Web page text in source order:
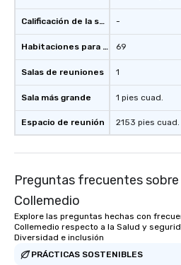
Calificación de la sede
Habitaciones para huéspedes
Salas de reuniones
Sala más grande
Espacio de reunión
-
69
1
1 pies cuad.
2153 pies cuad.
Preguntas frecuentes
Collemedio
Explore las preguntas hechas con
Collemedio respecto a la Salud y
Diversidad e inclusión
PRÁCTICAS SOSTENIBLES